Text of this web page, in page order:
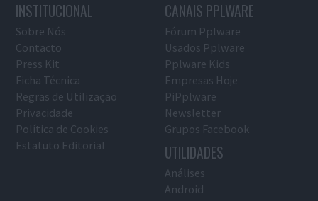
INSTITUCIONAL
Sobre Nós
Contacto
Press Kit
Ficha Técnica
Regras de Utilização
Privacidade
Política de Cookies
Estatuto Editorial
CANAIS PPLWARE
Fórum Pplware
Usados Pplware
Pplware Kids
Empresas Hoje
PiPplware
Newsletter
Grupos Facebook
UTILIDADES
Análises
Android